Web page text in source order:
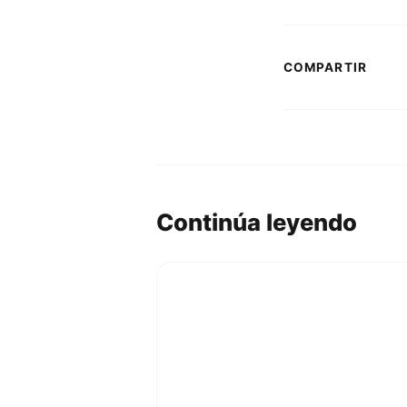
COMPARTIR
Continúa leyendo